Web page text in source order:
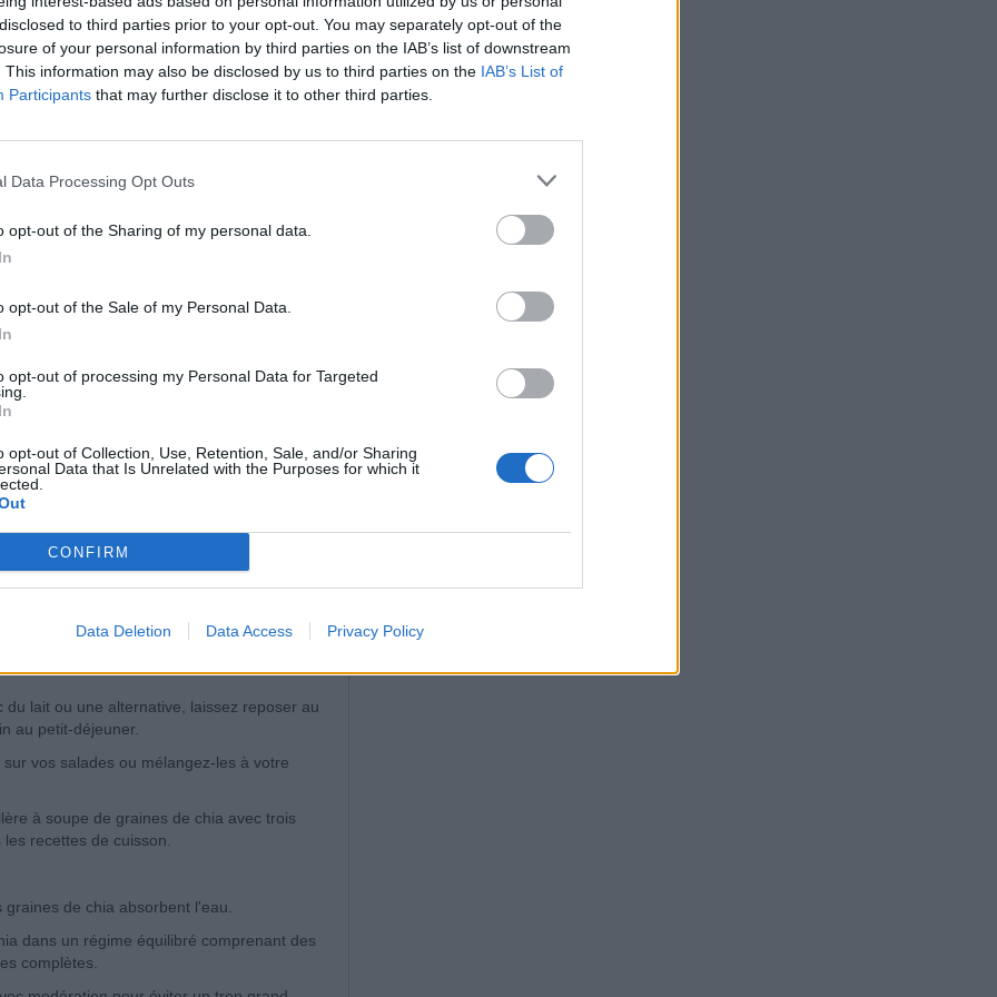
to third parties prior to your opt-out. You may separately opt-out of the
of your personal information by third parties on the IAB’s list of downstream
This information may also be disclosed by us to third parties on the IAB’s List of
Participants that may further disclose it to other third parties.
Data Processing Opt Outs
opt-out of the Sharing of my personal data.
opt-out of the Sale of my Personal Data.
opt-out of processing my Personal Data for Targeted
opt-out of Collection, Use, Retention, Sale, and/or Sharing
Data that Is Unrelated with the Purposes for which it
CONFIRM
Data Deletion Data Access Privacy Policy
de chia absorbent l'eau et forment un gel
satiété.
riches en nutriments essentiels tels que
les vitamines et les minéraux.
de chia à absorber de l'eau peut contribuer
et les grignotages.
favorisent une digestion saine, ce qui
alimentaire :
graines de chia à vos smoothies pour une
lait ou une alternative, laissez reposer au
au petit-déjeuner.
vos salades ou mélangez-les à votre
à soupe de graines de chia avec trois
recettes de cuisson.
de chia absorbent l'eau.
dans un régime équilibré comprenant des
complètes.
5 ASTUCES DE GRAND-
MÈRE POUR DÉBOUCHER UN
ÉVIER
Je fais un
UN SECRET JAPONAIS POUR
ÊTRE HEUREUX ET VIVRE